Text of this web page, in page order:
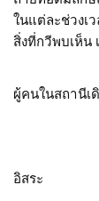
ในแต่ละช่วงเ
สิ่งที่กวีพบเห็น
พาตั
ผู้คนในสถานีเ
ที่ที่
ที่ที่ปั
อิสระ